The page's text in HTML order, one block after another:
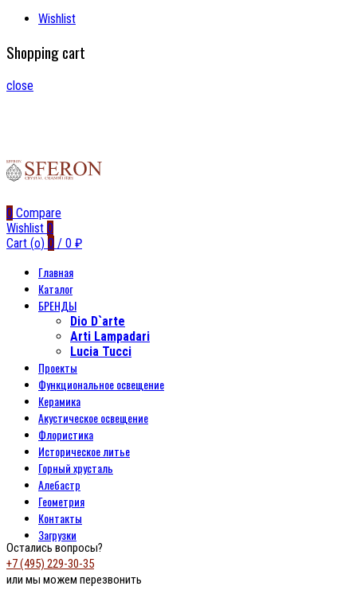
Wishlist
Shopping cart
close
0 Compare
Wishlist 0
Cart (o) 0 / 0 ₽
Главная
Каталог
БРЕНДЫ
Dio D`arte
Arti Lampadari
Lucia Tucci
Проекты
Функциональное освещение
Керамика
Акустическое освещение
Флористика
Историческое литье
Горный хрусталь
Алебастр
Геометрия
Контакты
Загрузки
Остались вопросы?
+7 (495) 229-30-35
или мы можем перезвонить